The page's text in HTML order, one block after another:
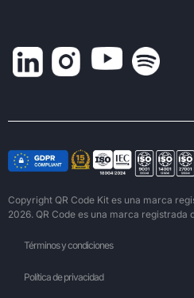
Copyright QR Code Kit es una marca
2026. QR Code es una marca registrada
Términos y condiciones
Política de privacidad